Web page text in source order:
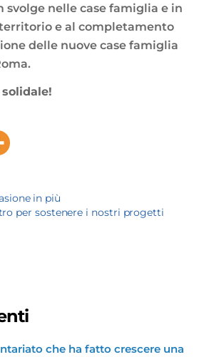
svolge nelle case famiglia e in
e al completamento
delle nuove case famiglia
in più
per sostenere i nostri progetti
che ha fatto crescere una